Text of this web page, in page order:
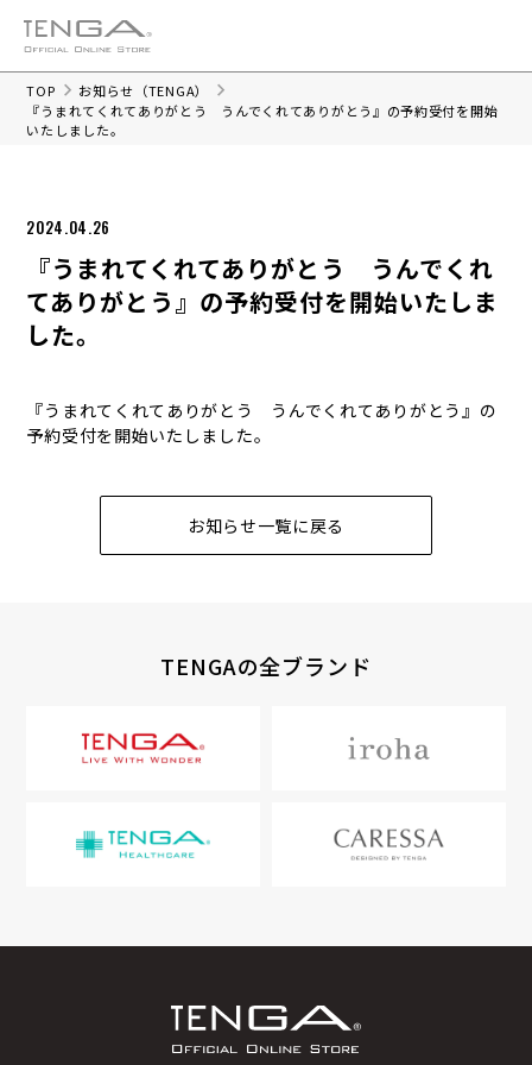
TOP
お知らせ（TENGA）
『うまれてくれてありがとう うんでくれてありがとう』の予約受付を開始
いたしました。
2024.04.26
『うまれてくれてありがとう うんでくれ
てありがとう』の予約受付を開始いたしま
した。
『うまれてくれてありがとう うんでくれてありがとう』の
予約受付を開始いたしました。
お知らせ一覧に戻る
TENGAの全ブランド